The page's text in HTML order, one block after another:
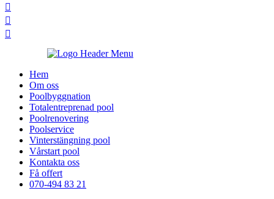



Hem
Om oss
Poolbyggnation
Totalentreprenad pool
Poolrenovering
Poolservice
Vinterstängning pool
Vårstart pool
Kontakta oss
Få offert
070-494 83 21